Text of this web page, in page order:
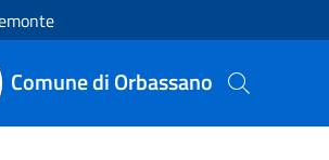
Comune di Orbassano